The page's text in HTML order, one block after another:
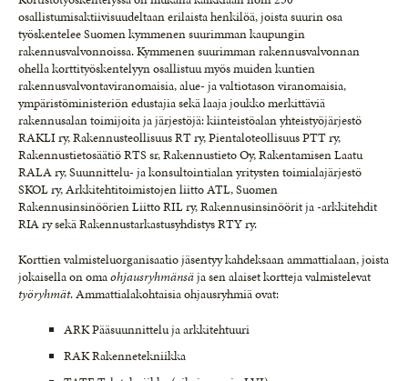
osallistumisaktiivisuudeltaan erilaista henkilöä, joista suurin osa
työskentelee Suomen kymmenen suurimman kaupungin
rakennusvalvonnoissa. Kymmenen suurimman rakennusvalvonnan
ohella korttityöskentelyyn osallistuu myös muiden kuntien
rakennusvalvontaviranomaisia, alue- ja valtiotason viranomaisia,
ympäristöministeriön edustajia sekä laaja joukko merkittäviä
rakennusalan toimijoita ja järjestöjä: kiinteistöalan yhteistyöjärjestö
RAKLI ry, Rakennusteollisuus RT ry, Pientaloteollisuus PTT ry,
Rakennustietosäätiö RTS sr, Rakennustieto Oy, Rakentamisen Laatu
RALA ry, Suunnittelu- ja konsultointialan yritysten toimialajärjestö
SKOL ry, Arkkitehtitoimistojen liitto ATL, Suomen
Rakennusinsinöörien Liitto RIL ry, Rakennusinsinöörit ja -arkkitehdit
RIA ry sekä Rakennustarkastusyhdistys RTY ry.
Korttien valmisteluorganisaatio jäsentyy kahdeksaan ammattialaan, joista
jokaisella on omaohjausryhmänsäja sen alaiset kortteja valmistelevat
työryhmät. Ammattialakohtaisia ohjausryhmiä ovat:
ARK Pääsuunnittelu ja arkkitehtuuri
RAK Rakennetekniikka